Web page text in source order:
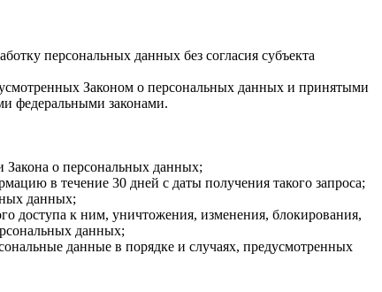
персональных данных без согласия субъекта
Законом о персональных данных и принятыми
федеральными законами.
Закона о персональных данных;
в течение 30 дней с даты получения такого запроса;
данных;
доступа к ним, уничтожения, изменения, блокирования,
данных;
данные в порядке и случаях, предусмотренных